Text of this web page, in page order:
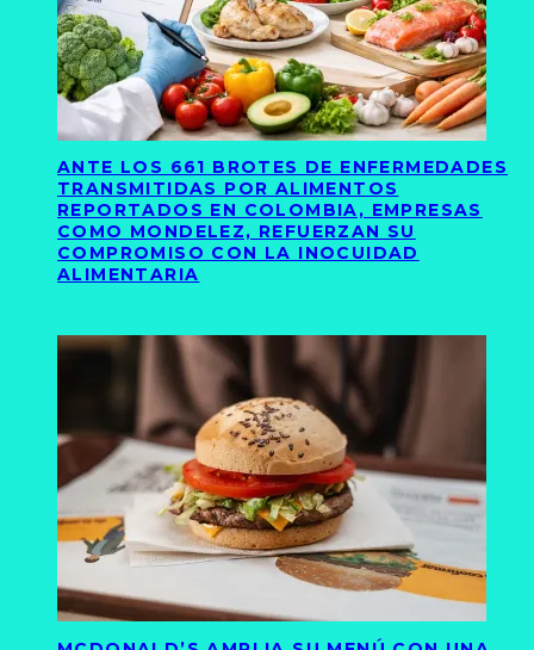
ANTE LOS 661 BROTES DE ENFERMEDADES
TRANSMITIDAS POR ALIMENTOS
REPORTADOS EN COLOMBIA, EMPRESAS
COMO MONDELEZ, REFUERZAN SU
COMPROMISO CON LA INOCUIDAD
ALIMENTARIA